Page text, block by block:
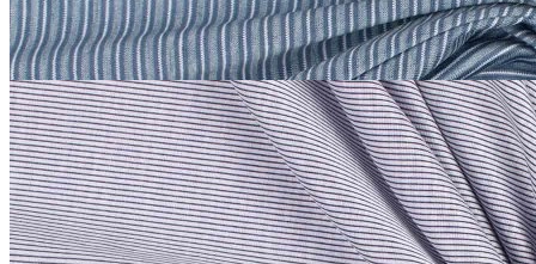
Купить
В наличии 20 м
Etro
Трикотаж сток Etro
хлопок 100%
140 смсветло-серый с сиреневым
оттенком